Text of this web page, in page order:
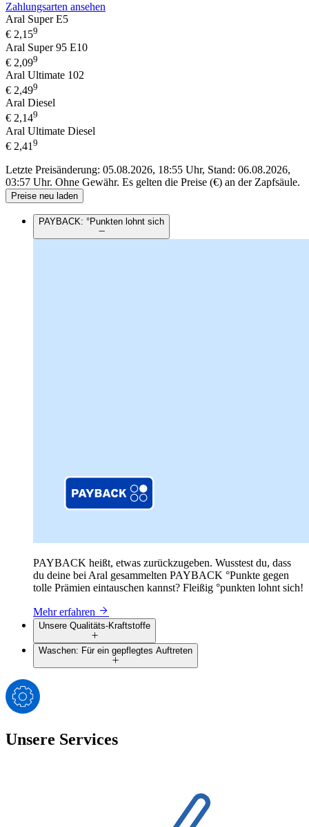
Zahlungsarten ansehen
Aral Super E5
€ 2,159
Aral Super 95 E10
€ 2,099
Aral Ultimate 102
€ 2,499
Aral Diesel
€ 2,149
Aral Ultimate Diesel
€ 2,41 9
Letzte Preisänderung: 05.08.2026, 18:55 Uhr, Stand: 06.08.2026,
03:57 Uhr. Ohne Gewähr. Es gelten die Preise (€) an der Zapfsäule.
Preise neu laden
PAYBACK: °Punkten lohnt sich
PAYBACK heißt, etwas zurückzugeben. Wusstest du, dass
du deine bei Aral gesammelten PAYBACK °Punkte gegen
tolle Prämien eintauschen kannst? Fleißig °punkten lohnt sich!
Mehr erfahren
Unsere Qualitäts-Kraftstoffe
Waschen: Für ein gepflegtes Auftreten
Unsere Services